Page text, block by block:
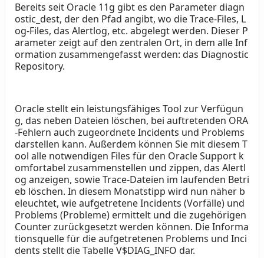
Bereits seit Oracle 11g gibt es den Parameter diagn
ostic_dest, der den Pfad angibt, wo die Trace-Files, L
og-Files, das Alertlog, etc. abgelegt werden. Dieser P
arameter zeigt auf den zentralen Ort, in dem alle Inf
ormation zusammengefasst werden: das Diagnostic
Repository.
Oracle stellt ein leistungsfähiges Tool zur Verfügun
g, das neben Dateien löschen, bei auftretenden ORA
-Fehlern auch zugeordnete Incidents und Problems
darstellen kann. Außerdem können Sie mit diesem T
ool alle notwendigen Files für den Oracle Support k
omfortabel zusammenstellen und zippen, das Alertl
og anzeigen, sowie Trace-Dateien im laufenden Betri
eb löschen. In diesem Monatstipp wird nun näher b
eleuchtet, wie aufgetretene Incidents (Vorfälle) und
Problems (Probleme) ermittelt und die zugehörigen
Counter zurückgesetzt werden können. Die Informa
tionsquelle für die aufgetretenen Problems und Inci
dents stellt die Tabelle V$DIAG_INFO dar.